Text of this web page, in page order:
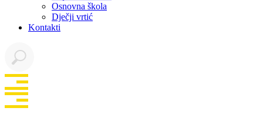
Osnovna škola
Dječji vrtić
Kontakti